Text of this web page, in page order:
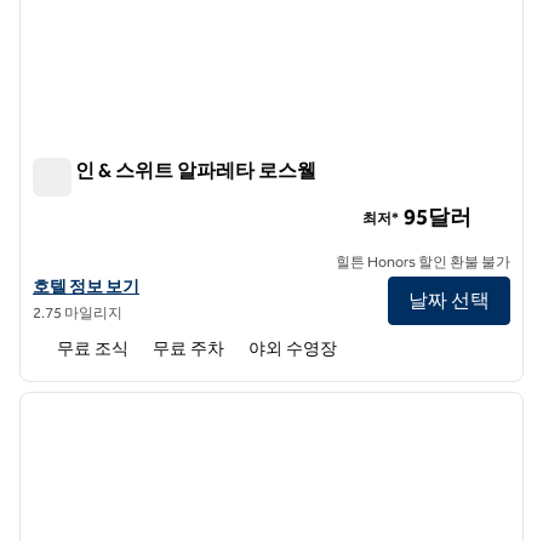
햄튼 인 & 스위트 알파레타 로스웰
햄튼 인 & 스위트 알파레타 로스웰의 호텔 정보 보기
호텔 정보 보기
2.75 마일리지
최저* 95달러
힐튼 Honors 할인 환불 불가
날짜 선택
무료 조식 무료 주차 야외 수영장
1/12
다음